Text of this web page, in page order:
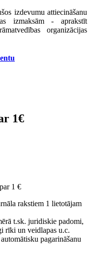
izdevumu attiecināšanu
izmaksām - aprakstīt
organizācijas
1€
1 €
rakstiem 1 lietotājam
t.sk. juridiskie padomi,
rīki un veidlapas u.c.
pagarināšanu